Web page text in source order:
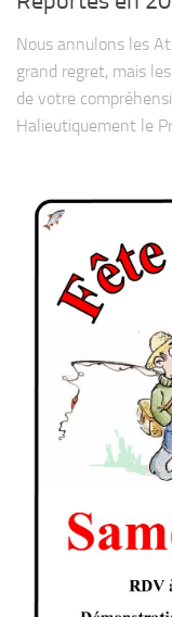
Nous annulons les
grand regret, mais
de votre
Halieutiquement le